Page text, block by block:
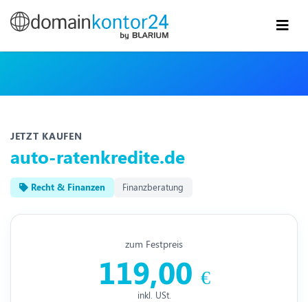
JETZT KAUFEN
auto-ratenkredite.de
Recht & Finanzen Finanzberatung
zum Festpreis
119,00 €
inkl. USt.